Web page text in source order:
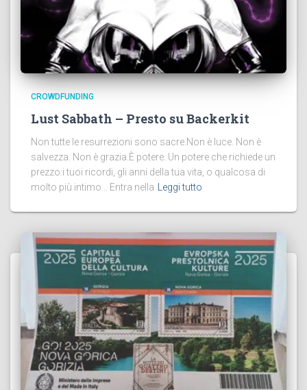
CROWDFUNDING
Lust Sabbath – Presto su Backerkit
Non tutte le resurrezioni sono sacre.Non è luce. Non è
salvezza. Non è grazia.È potere. Un potere che richiede un
prezzo:i tuoi ricordi, gli anni della tua vita, o qualcosa di
molto più intimo… Entra nella Leggi tutto